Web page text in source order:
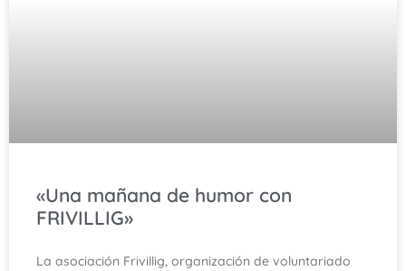
«Una mañana de humor con
FRIVILLIG»
La asociación Frivillig, organización de voluntariado